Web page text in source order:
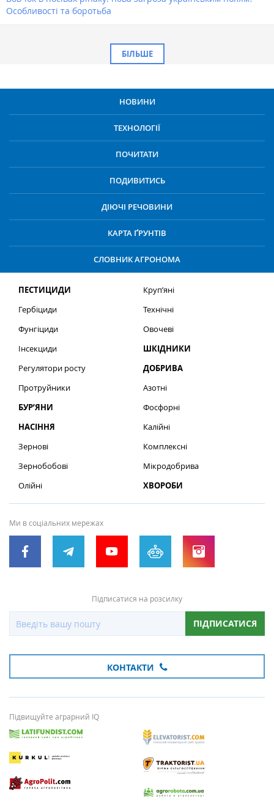
Особливості та боротьба
БІЛЬШЕ
НОВИНИ
ТЕХНОЛОГІЇ
ПОЧИТАТИ
ПОДИВИТИСЬ
ДІЮЧІ РЕЧОВИНИ
КАРТА ҐРУНТІВ
СЛОВНИК АГРОНОМА
ПЕСТИЦИДИ
Гербіциди
Фунгіциди
Інсекциди
Регулятори росту
Протруйники
БУР’ЯНИ
НАСІННЯ
Зернові
Зернобобові
Олійні
Круп’яні
Технічні
Овочеві
ШКІДНИКИ
ДОБРИВА
Азотні
Фосфорні
Калійні
Комплексні
Мікродобрива
ХВОРОБИ
Ми в соціальних мережах
Підписатися на розсилку
ПІДПИСАТИСЯ
КОНТАКТИ
Підвищуйте аграрний IQ